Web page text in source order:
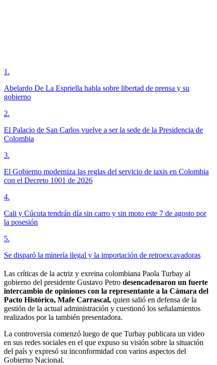
1 .
Abelardo De La Espriella habla sobre libertad de prensa y su
gobierno
2.
El Palacio de San Carlos vuelve a ser la sede de la Presidencia de
Colombia
3.
El Gobierno moderniza las reglas del servicio de taxis en Colombia
con el Decreto 1001 de 2026
4.
Cali y Cúcuta tendrán día sin carro y sin moto este 7 de agosto por
la posesión
5.
Se disparó la minería ilegal y la importación de retroexcavadoras
Las críticas de la actriz y exreina colombiana Paola Turbay al
gobierno del presidente Gustavo Petro desencadenaron un fuerte
intercambio de opiniones con la representante a la Cámara del
Pacto Histórico, Mafe Carrascal, quien salió en defensa de la
gestión de la actual administración y cuestionó los señalamientos
realizados por la también presentadora.
La controversia comenzó luego de que Turbay publicara un video
en sus redes sociales en el que expuso su visión sobre la situación
del país y expresó su inconformidad con varios aspectos del
Gobierno Nacional.